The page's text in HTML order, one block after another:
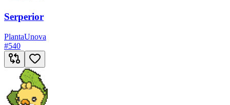
Serperior
PlantaUnova
#540